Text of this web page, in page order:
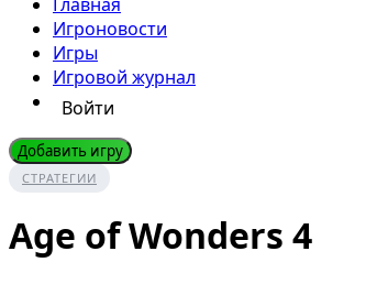
Игроновости
Игры
Игровой журнал
Войти
Добавить игру
СТРАТЕГИИ
Age of Wonders 4